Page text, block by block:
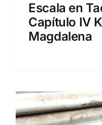
Escala en
Capítulo IV
Magdalena